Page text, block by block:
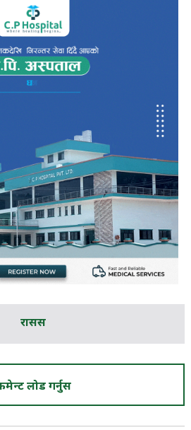
रासस
लोड गर्नुस